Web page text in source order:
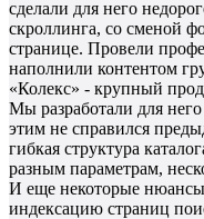
сделали для него
скроллинга, со сменой
странице. Провели
наполнили контентом
«Колекс» - крупный
Мы разработали для
этим не справился
гибкая структура
разным параметрам,
И еще некоторые
индексацию страниц